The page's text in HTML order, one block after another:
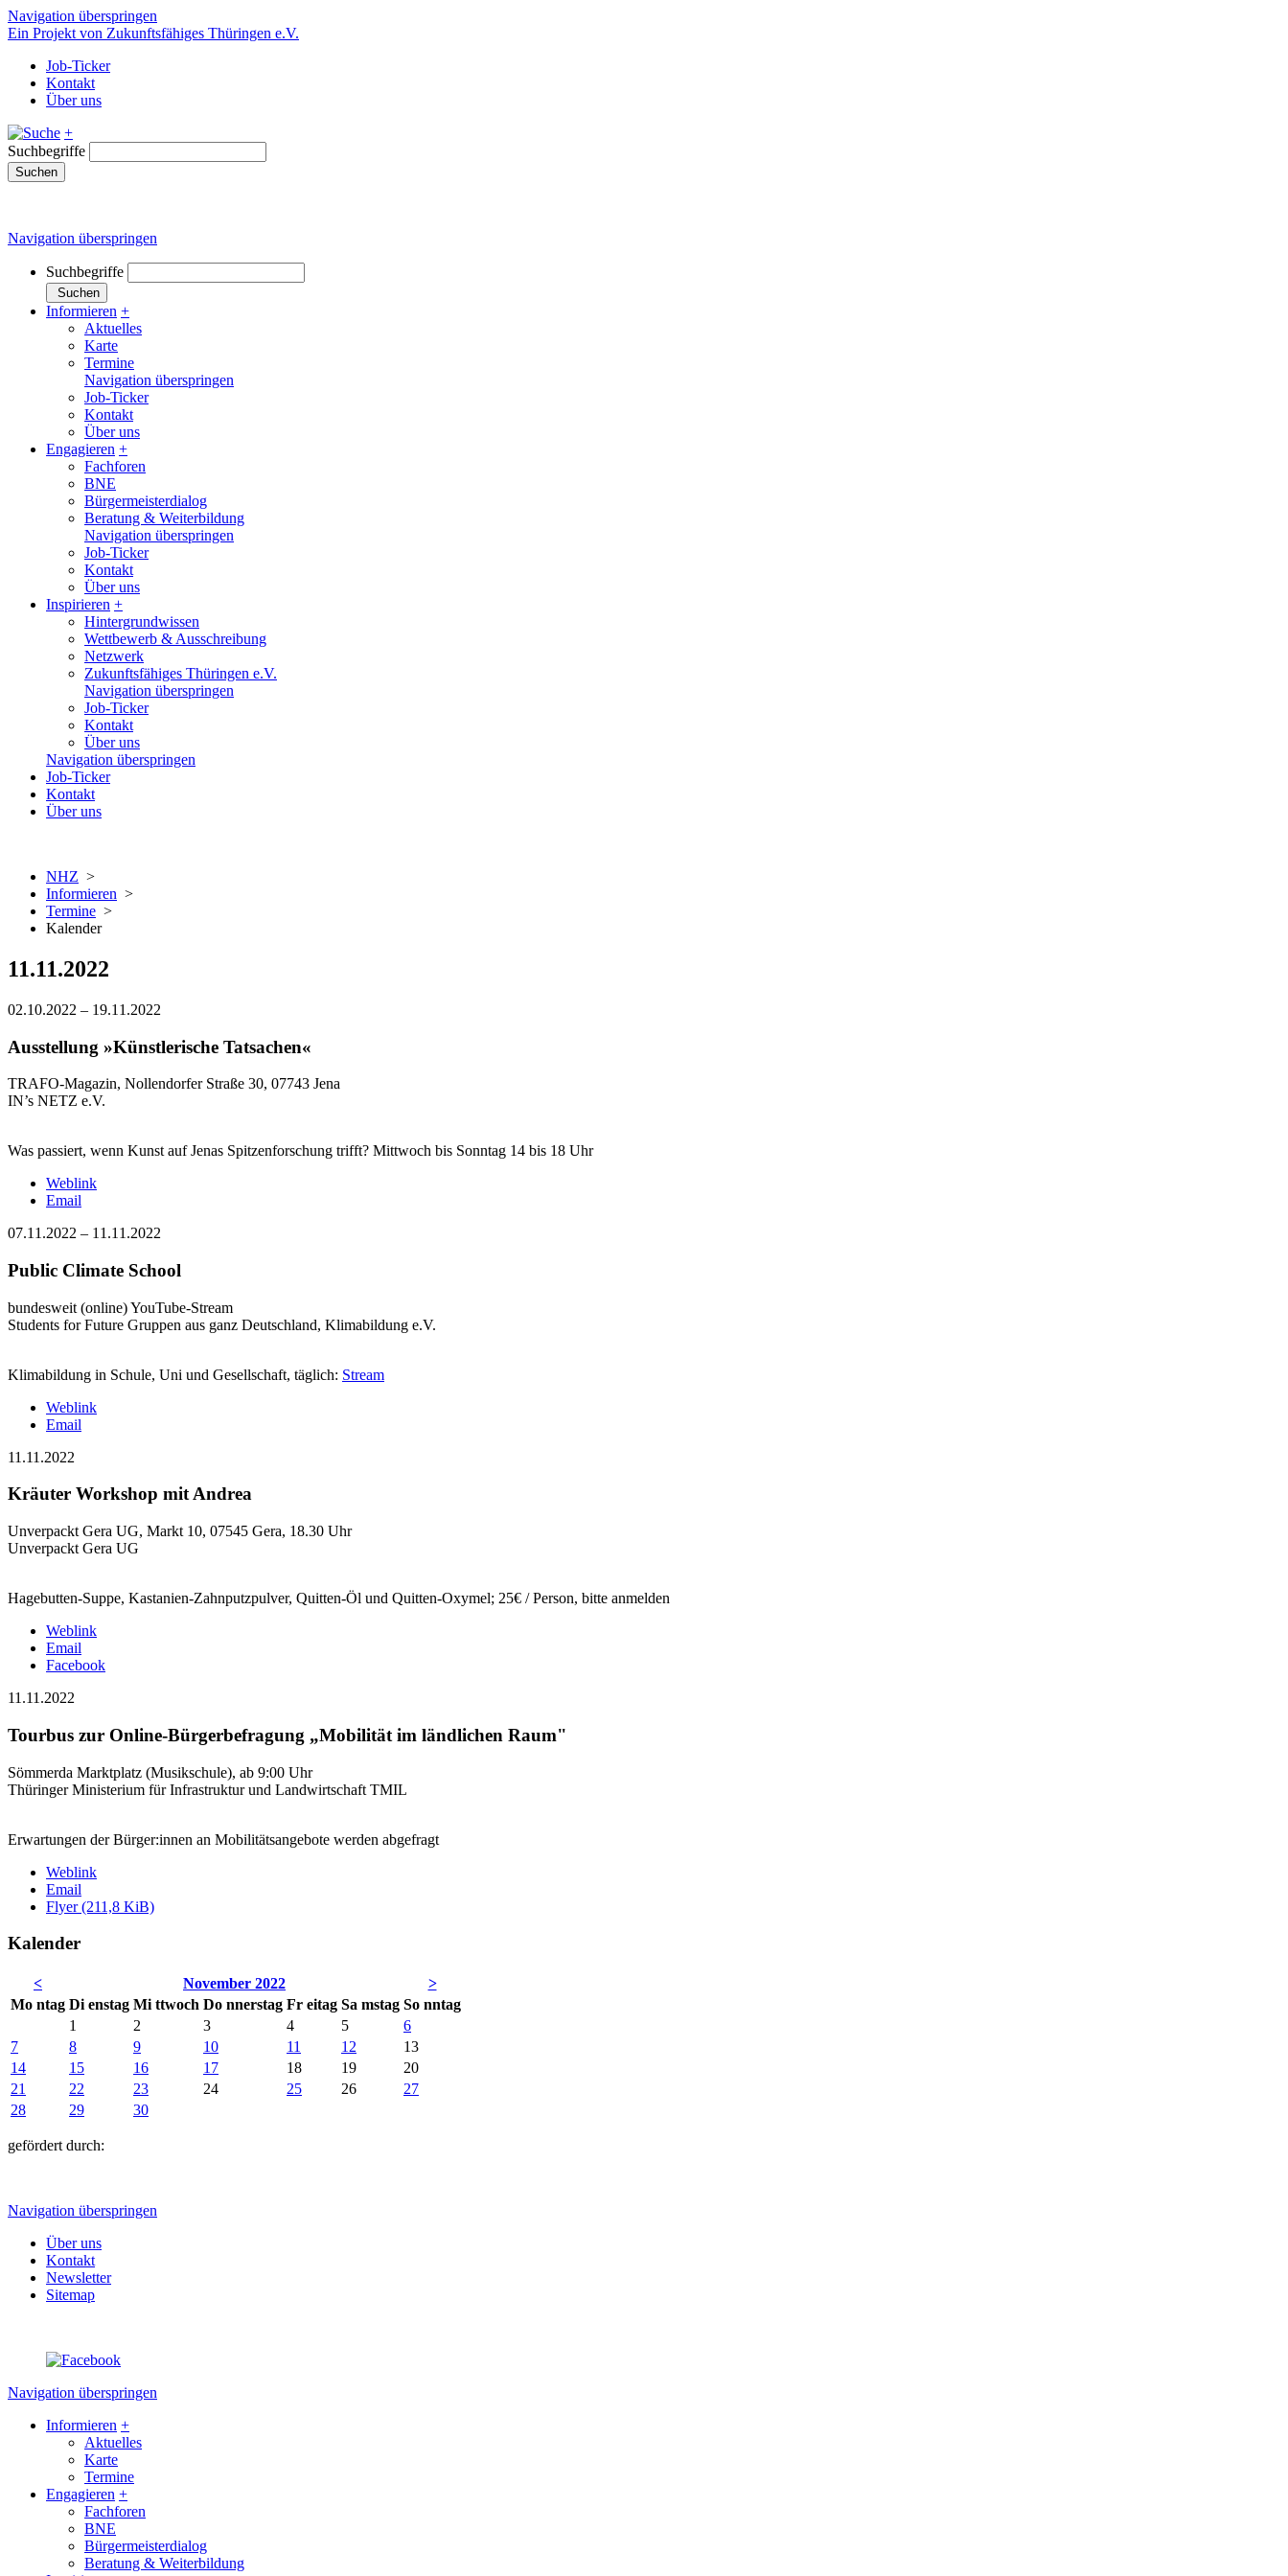
Navigation überspringen
Ein Projekt von Zukunftsfähiges Thüringen e.V.
Job-Ticker
Kontakt
Über uns
+
Suchbegriffe
Suchen
Navigation überspringen
Suchbegriffe
Suchen
Informieren +
Aktuelles
Karte
Termine
Navigation überspringen
Job-Ticker
Kontakt
Über uns
Engagieren +
Fachforen
BNE
Bürgermeisterdialog
Beratung & Weiterbildung
Navigation überspringen
Job-Ticker
Kontakt
Über uns
Inspirieren +
Hintergrundwissen
Wettbewerb & Ausschreibung
Netzwerk
Zukunftsfähiges Thüringen e.V.
Navigation überspringen
Job-Ticker
Kontakt
Über uns
Navigation überspringen
Job-Ticker
Kontakt
Über uns
NHZ >
Informieren >
Termine >
Kalender
11.11.2022
02.10.2022 – 19.11.2022
Ausstellung »Künstlerische Tatsachen«
TRAFO-Magazin, Nollendorfer Straße 30, 07743 Jena
IN’s NETZ e.V.
Was passiert, wenn Kunst auf Jenas Spitzenforschung trifft? Mittwoch bis Sonntag 14 bis 18 Uhr
Weblink
Email
07.11.2022 – 11.11.2022
Public Climate School
bundesweit (online) YouTube-Stream
Students for Future Gruppen aus ganz Deutschland, Klimabildung e.V.
Klimabildung in Schule, Uni und Gesellschaft, täglich: Stream
Weblink
Email
11.11.2022
Kräuter Workshop mit Andrea
Unverpackt Gera UG, Markt 10, 07545 Gera, 18.30 Uhr
Unverpackt Gera UG
Hagebutten-Suppe, Kastanien-Zahnputzpulver, Quitten-Öl und Quitten-Oxymel; 25€ / Person, bitte anmelden
Weblink
Email
Facebook
11.11.2022
Tourbus zur Online-Bürgerbefragung „Mobilität im ländlichen Raum"
Sömmerda Marktplatz (Musikschule), ab 9:00 Uhr
Thüringer Ministerium für Infrastruktur und Landwirtschaft TMIL
Erwartungen der Bürger:innen an Mobilitätsangebote werden abgefragt
Weblink
Email
Flyer(211,8 KiB)
Kalender
< November 2022
>
Mo ntag Di enstag Mi ttwoch Do nnerstag Fr eitag Sa mstag So nntag
1
2 3 4 5
6
7
8 9 10 11 12
13
14
15 16 17 18 19
20
21
22 23 24 25 26
27
28
29 30
gefördert durch:
Navigation überspringen
Über uns
Kontakt
Newsletter
Sitemap
Navigation überspringen
Informieren +
Aktuelles
Karte
Termine
Engagieren +
Fachforen
BNE
Bürgermeisterdialog
Beratung & Weiterbildung